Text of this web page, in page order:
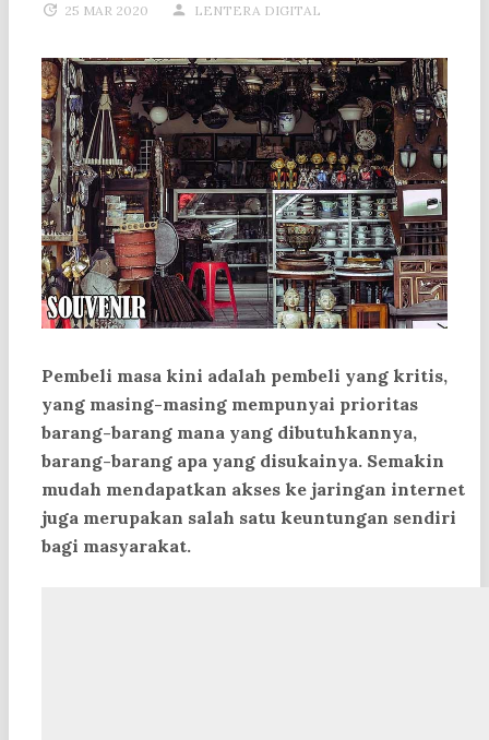
25 MAR 2020 LENTERA DIGITAL
Pembeli masa kini adalah pembeli yang kritis,
yang masing-masing mempunyai prioritas
barang-barang mana yang dibutuhkannya,
barang-barang apa yang disukainya. Semakin
mudah mendapatkan akses ke jaringan internet
juga merupakan salah satu keuntungan sendiri
bagi masyarakat.